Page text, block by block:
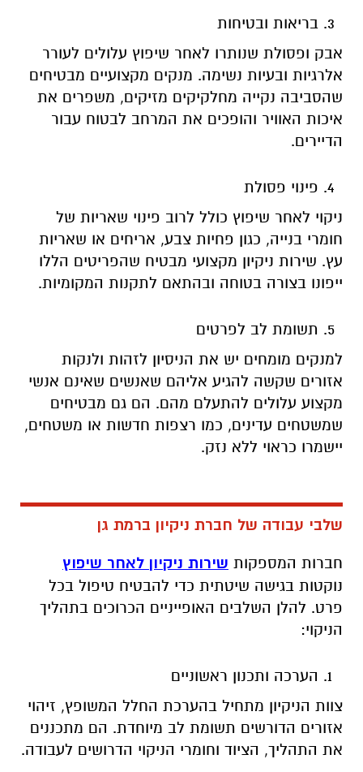
בריאות ובטיחות
אבק ופסולת שנותרו לאחר שיפוץ עלולים לעורר
אלרגיות ובעיות נשימה. מנקים מקצועיים מבטיחים
שהסביבה נקייה מחלקיקים מזיקים, משפרים את
איכות האוויר והופכים את המרחב לבטוח עבור
הדיירים.
פינוי פסולת
ניקוי לאחר שיפוץ כולל לרוב פינוי שאריות של
חומרי בנייה, כגון פחיות צבע, אריחים או שאריות
עץ. שירות ניקיון מקצועי מבטיח שהפריטים הללו
ייפונו בצורה בטוחה ובהתאם לתקנות המקומיות.
תשומת לב לפרטים
למנקים מומחים יש את הניסיון לזהות ולנקות
אזורים שקשה להגיע אליהם שאנשים שאינם אנשי
מקצוע עלולים להתעלם מהם. הם גם מבטיחים
שמשטחים עדינים, כמו רצפות חדשות או משטחים,
יישמרו כראוי ללא נזק.
שלבי עבודה של חברת ניקיון ברמת גן
חברות המספקות שירות ניקיון לאחר שיפוץ
נוקטות בגישה שיטתית כדי להבטיח טיפול בכל
פרט. להלן השלבים האופייניים הכרוכים בתהליך
הניקוי:
הערכה ותכנון ראשוניים
צוות הניקיון מתחיל בהערכת החלל המשופץ, זיהוי
אזורים הדורשים תשומת לב מיוחדת. הם מתכננים
את התהליך, הציוד וחומרי הניקוי הדרושים לעבודה.